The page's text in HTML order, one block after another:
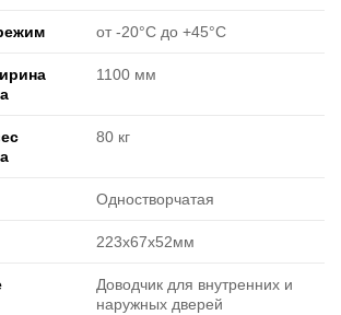
от -20°C до +45°C
1100 мм
80 кг
Одностворчатая
223х67х52мм
Доводчик для внутренних и
наружных дверей